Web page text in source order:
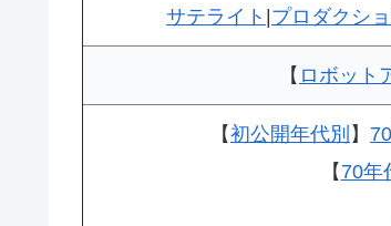
サテライト |プロダクシ
【 ロボット
【初公開年代別 】
【 70年